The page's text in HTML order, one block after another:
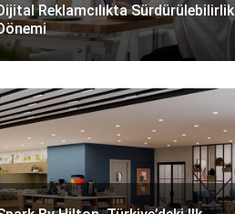
Reklamcılıkta Sürdürülebilirlik